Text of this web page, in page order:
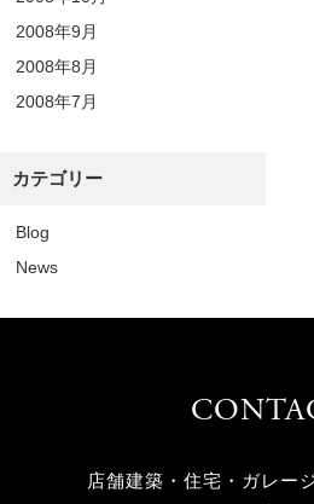
2008年9月
2008年8月
2008年7月
カテゴリー
Blog
News
店舗建築・住宅・ガレー